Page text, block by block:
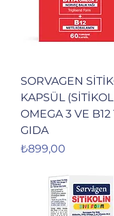
SORVAGEN
KAPSÜL
OMEGA 3 VE B12
GIDA
Fiyat
₺899,00